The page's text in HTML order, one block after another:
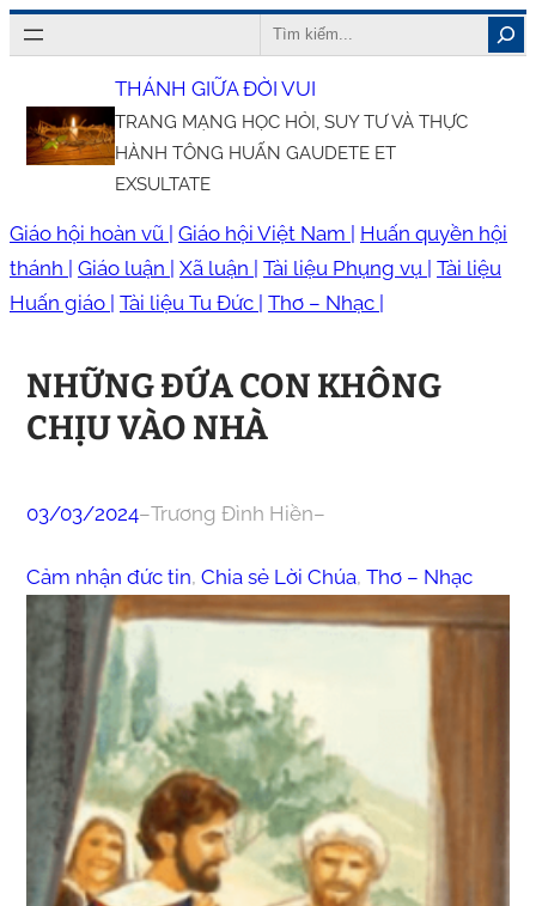
Chuyển
đến
nội
dung
Search
THÁNH GIỮA ĐỜI VUI
TRANG MẠNG HỌC HỎI, SUY TƯ VÀ THỰC
HÀNH TÔNG HUẤN GAUDETE ET
EXSULTATE
Giáo hội hoàn vũ | Giáo hội Việt Nam | Huấn quyền hội
thánh | Giáo luận | Xã luận | Tài liệu Phụng vụ | Tài liệu
Huấn giáo | Tài liệu Tu Đức | Thơ – Nhạc |
NHỮNG ĐỨA CON KHÔNG
CHỊU VÀO NHÀ
03/03/2024–Trương Đình Hiền–
Cảm nhận đức tin, Chia sẻ Lời Chúa, Thơ – Nhạc